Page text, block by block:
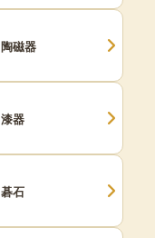
陶磁器
漆器
碁石